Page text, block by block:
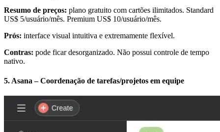
Resumo de preços: plano gratuito com cartões ilimitados. Standard
US$ 5/usuário/mês. Premium US$ 10/usuário/mês.
Prós: interface visual intuitiva e extremamente flexível.
Contras: pode ficar desorganizado. Não possui controle de tempo
nativo.
5. Asana – Coordenação de tarefas/projetos em equipe